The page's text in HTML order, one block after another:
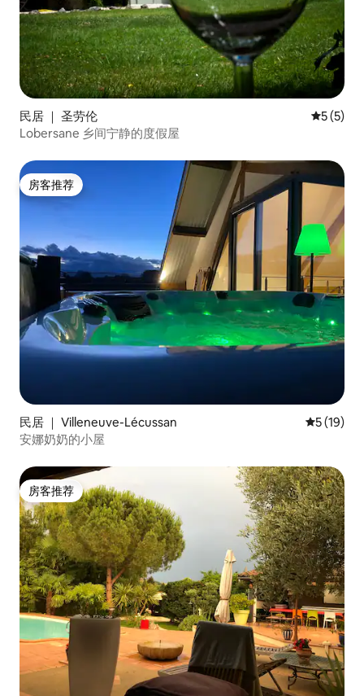
民居 ｜ 圣劳伦 平均评分
5 (5)
Lobersane 乡间宁静的度假屋
房客推荐
房客推荐
民居 ｜ Villeneuve-Lécussan 平均评分
5 (19)
安娜奶奶的小屋
房客推荐
房客推荐